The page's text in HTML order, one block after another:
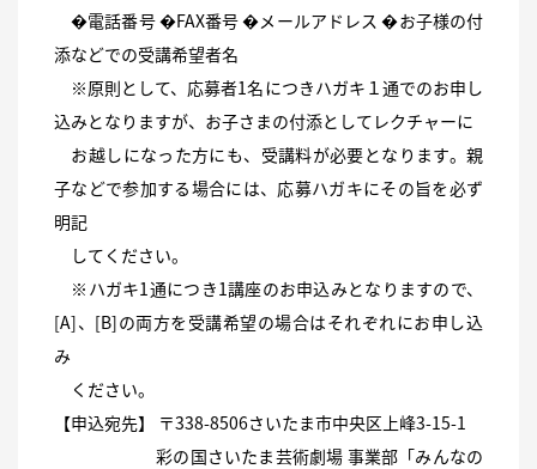
�電話番号 �FAX番号 �メールアドレス �お子様の付
添などでの受講希望者名
※原則として、応募者1名につきハガキ１通でのお申し
込みとなりますが、お子さまの付添としてレクチャーに
お越しになった方にも、受講料が必要となります。親
子などで参加する場合には、応募ハガキにその旨を必ず
明記
してください。
※ハガキ1通につき1講座のお申込みとなりますので、
[A]、[B]の両方を受講希望の場合はそれぞれにお申し込
み
ください。
【申込宛先】 〒338-8506さいたま市中央区上峰3-15-1
彩の国さいたま芸術劇場 事業部「みんなの